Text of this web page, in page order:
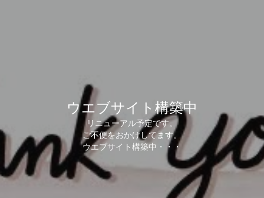
ウエブサイト構築中
リニューアル予定です。
ご不便をおかけしてます。
ウエブサイト構築中・・・